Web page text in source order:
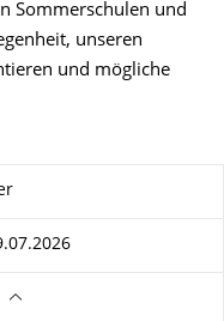
Sommerschulen und
unseren
und mögliche